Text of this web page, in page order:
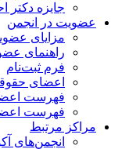
جایزه دکتر
عضویت در انجمن
مزایای
راهنمای
فرم ثبت‌نام
اعضای
فهرست اعضای
فهرست اعضای
مراکز مرتبط
انجمن‌های